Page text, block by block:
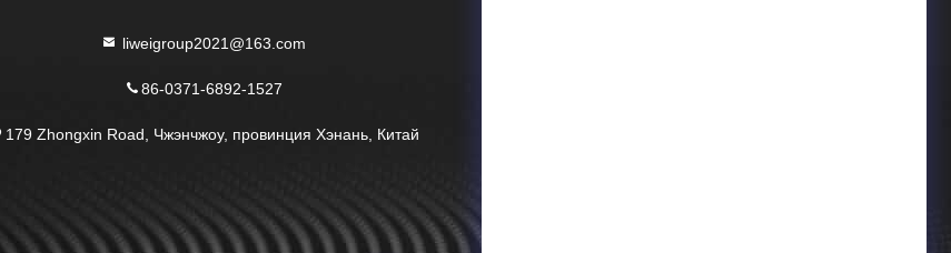
liweigroup2021@163.com
86-0371-6892-1527
179 Zhongxin Road, Чжэнчжоу, провинция Хэнань, Китай